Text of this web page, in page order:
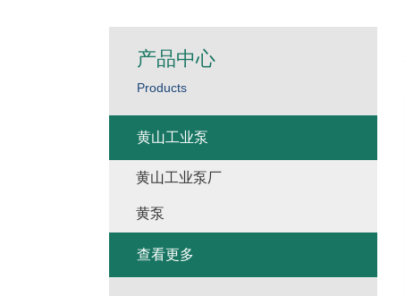
产品中心
Products
黄山工业泵
黄山工业泵厂
黄泵
查看更多